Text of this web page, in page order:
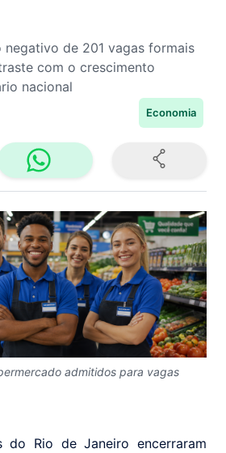
negativo de 201 vagas formais
com o crescimento
nacional
Economia
admitidos para vagas
do Rio de Janeiro encerraram